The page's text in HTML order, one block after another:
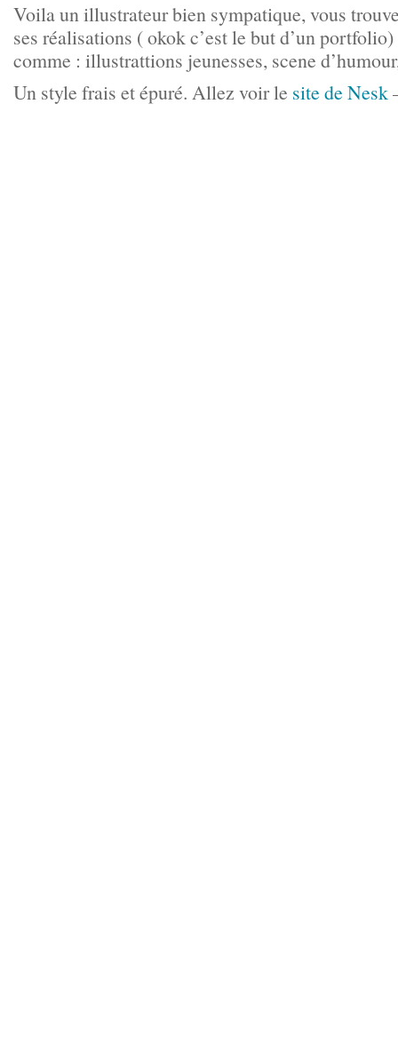
Voila un illustrateur bien sympatique, vous
ses réalisations ( okok c’est le but d’un
comme : illustrattions jeunesses, scene
Un style frais et épuré. Allez voir le site de Nesk